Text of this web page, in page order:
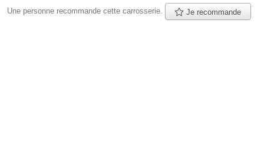
Une personne recommande cette carrosserie. Je recommande